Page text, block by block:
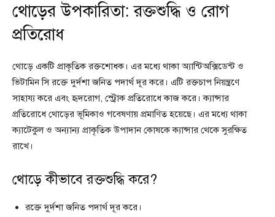
থোড়ের উপকারিতা: রক্তশুদ্ধি ও রোগ
প্রতিরোধ
থোড়ে একটি প্রাকৃতিক রক্তশোধক। এর মধ্যে থাকা অ্যান্টিঅক্সিডেন্ট ও
ভিটামিন সি রক্তে দুর্দশা জনিত পদার্থ দূর করে। এটি রক্তচাপ নিয়ন্ত্রণে
সাহায্য করে এবং হৃদরোগ, স্ট্রোক প্রতিরোধে কাজ করে। ক্যান্সার
প্রতিরোধে থোড়ের ভূমিকাও গবেষণায় প্রমাণিত হয়েছে। এর মধ্যে থাকা
ক্যাটেকুল ও অন্যান্য প্রাকৃতিক উপাদান কোষকে ক্যান্সার থেকে সুরক্ষিত
রাখে।
থোড়ে কীভাবে রক্তশুদ্ধি করে?
রক্তে দুর্দশা জনিত পদার্থ দূর করে।